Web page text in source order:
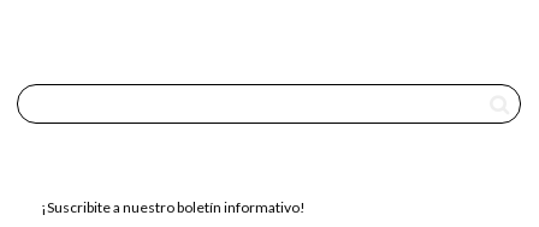
¡Suscribite a nuestro boletín informativo!